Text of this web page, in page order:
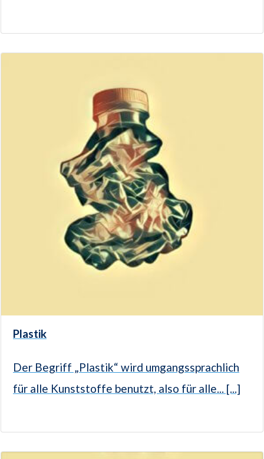
Plastik
Der Begriff „Plastik“ wird umgangssprachlich
für alle Kunststoffe benutzt, also für alle... [...]